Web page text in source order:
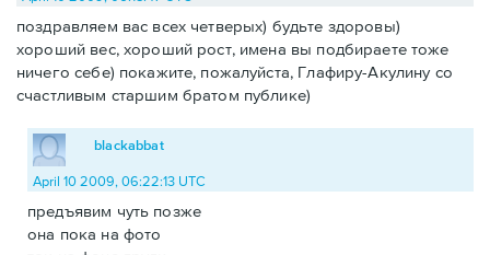
поздравляем вас всех четверых) будьте здоровы)
хороший вес, хороший рост, имена вы подбираете тоже
ничего себе) покажите, пожалуйста, Глафиру-Акулину со
счастливым старшим братом публике)
blackabbat
April 10 2009, 06:22:13 UTC
предъявим чуть позже
она пока на фото